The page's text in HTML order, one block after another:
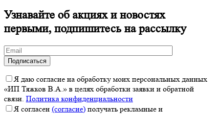
Узнавайте об акциях и новостях
первыми, подпишитесь на рассылку
Я даю согласие на обработку моих персональных данных
«ИП Тяжков В.А.» в целях обработки заявки и обратной
связи. Политика конфиденциальности
Я согласен (согласие) получать рекламные и